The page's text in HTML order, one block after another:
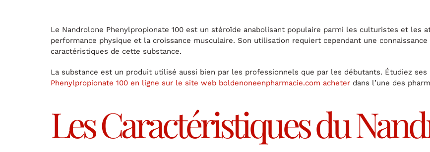
Le Nandrolone Phenylpropionate 100 est un stéroïde anabolisant populaire parmi les culturistes et les
performance physique et la croissance musculaire. Son utilisation requiert cependant une
caractéristiques de cette substance.
La substance est un produit utilisé aussi bien par les professionnels que par les débutants. Étudiez ses
Phenylpropionate 100 en ligne sur le site web boldenoneenpharmacie.com acheter dans l’une des
Les Caractéristiques du